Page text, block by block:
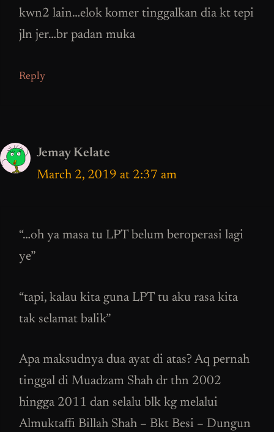
kwn2 lain…elok komer tinggalkan dia kt tepi
jln jer…br padan muka
Reply
Jemay Kelate
March 2, 2019 at 2:37 am
“…oh ya masa tu LPT belum beroperasi lagi
ye”
“tapi, kalau kita guna LPT tu aku rasa kita
tak selamat balik”
Apa maksudnya dua ayat di atas? Aq pernah
tinggal di Muadzam Shah dr thn 2002
hingga 2011 dan selalu blk kg melalui
Almuktaffi Billah Shah – Bkt Besi – Dungun